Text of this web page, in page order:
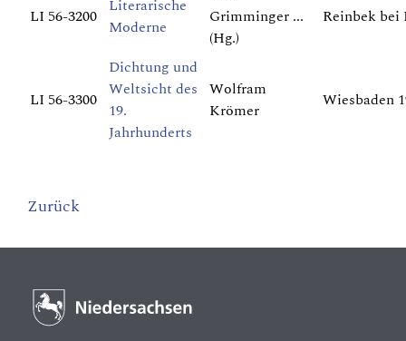
LI 56-3200 Literarische
Moderne
Grimminger ...
(Hg.)
Reinbek bei
LI 56-3300
Dichtung und
Weltsicht des
19.
Jahrhunderts
Wolfram
Krömer
Wiesbaden
Zurück